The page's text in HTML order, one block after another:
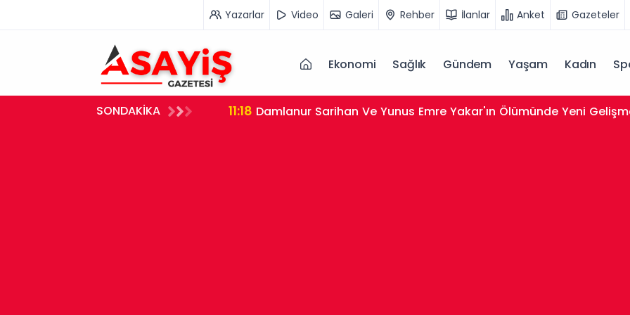
Yazarlar Video Galeri Rehber İlanlar Anket Gazeteler
Ekonomi Sağlık Gündem Yaşam Kadın
SONDAKİKA 11:18 Damlanur Sarihan Ve Yunus Emre Yakar'ın Ölümünde Yeni